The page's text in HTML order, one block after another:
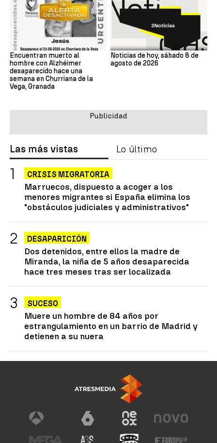
Encuentran muerto al
hombre con Alzhéimer
desaparecido hace una
semana en Churriana de la
Vega, Granada
Noticias de hoy, sábado 8 de
agosto de 2026
Las más vistas Lo último
CRISIS MIGRATORIA
Marruecos, dispuesto a acoger a los
menores migrantes si España elimina los
"obstáculos judiciales y administrativos"
DESAPARICIÓN
Dos detenidos, entre ellos la madre de
Miranda, la niña de 5 años desaparecida
hace tres meses tras ser localizada
SUCESO
Muere un hombre de 84 años por
estrangulamiento en un barrio de Madrid y
detienen a su nuera